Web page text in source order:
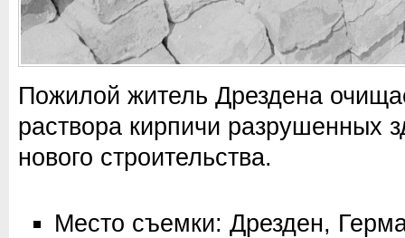
Пожилой житель Дрездена
раствора кирпичи разрушенных
нового строительства.
Место съемки: Дрезден,